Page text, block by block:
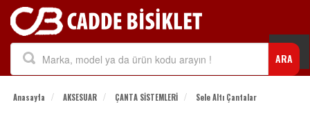
ARA
Anasayfa AKSESUAR ÇANTA SİSTEMLERİ Sele Altı Çantalar